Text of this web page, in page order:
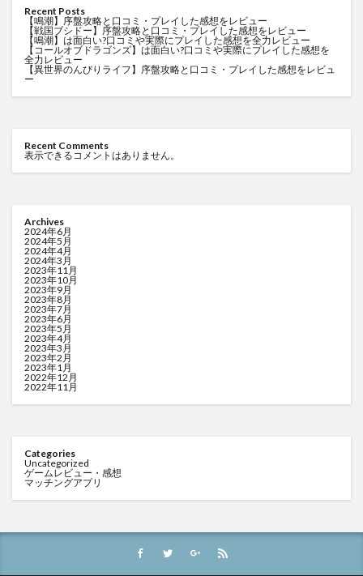
Recent Posts
【鳴潮】序盤攻略と口コミ・プレイした感想をレビュー
【戦国ブシドー】序盤攻略と口コミ・プレイした感想をレビュー
【鳴潮】は面白い?口コミや実際にプレイした感想を全力レビュー
【コールオブドラゴンズ】は面白い?口コミや実際にプレイした感想を
全力レビュー
【異世界のんびりライフ】序盤攻略と口コミ・プレイした感想をレビュ
ー
Recent Comments
表示できるコメントはありません。
Archives
2024年6月
2024年5月
2024年4月
2024年3月
2023年11月
2023年10月
2023年9月
2023年8月
2023年7月
2023年6月
2023年5月
2023年4月
2023年3月
2023年2月
2023年1月
2022年12月
2022年11月
Categories
Uncategorized
ゲームレビュー・感想
マッチングアプリ